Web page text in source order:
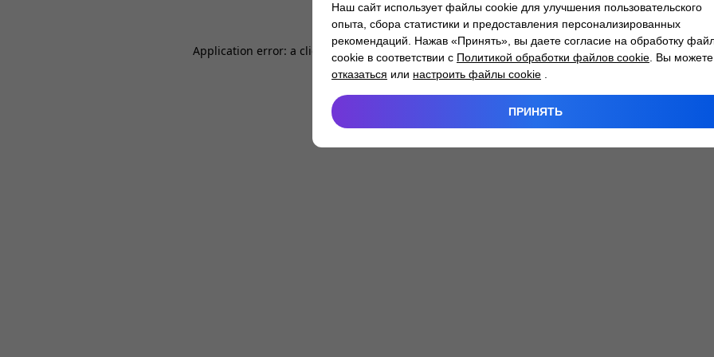
Application error: a client -side exception has occurred while loading atlantm.by (see the
Наш сайт использует файлы cookie для улучшения пользовательского
опыта, сбора статистики и предоставления персонализированных
рекомендаций. Нажав «Принять», вы даете согласие на обработку
cookie в соответствии с Политикой обработки файлов cookie . Вы можете
отказаться или настроить файлы cookie
ПРИНЯТЬ